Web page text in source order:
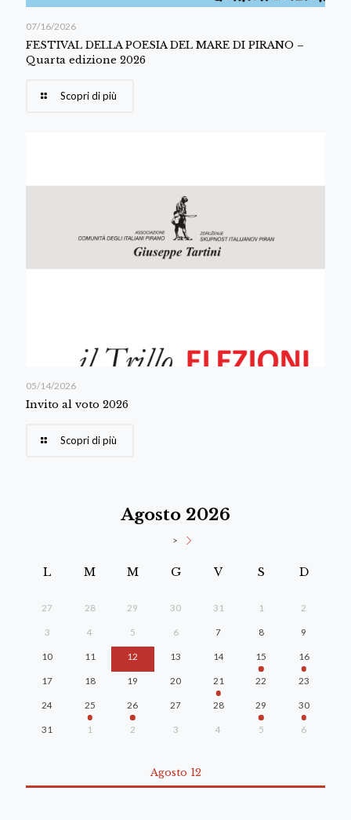
07/16/2026
FESTIVAL DELLA POESIA DEL MARE DI PIRANO –
Quarta edizione 2026
Scopri di più
05/14/2026
Invito al voto 2026
Scopri di più
Agosto 2026
>
L M M G V S D
27 28 29 30 31 1 2
3 4 5 6 7 8 9
10 11 12 13 14 15 16
17 18 19 20 21 22 23
24 25 26 27 28 29 30
31 1 2 3 4 5 6
Agosto 12